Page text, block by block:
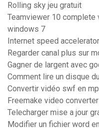
Rolling sky jeu gratuit
Teamviewer 10
windows 7
Internet speed
Regarder canal plus sur
Gagner de largent avec
Comment lire un disque
Convertir vidéo swf en
Freemake video
Telecharger mise a jour
Modifier un fichier word